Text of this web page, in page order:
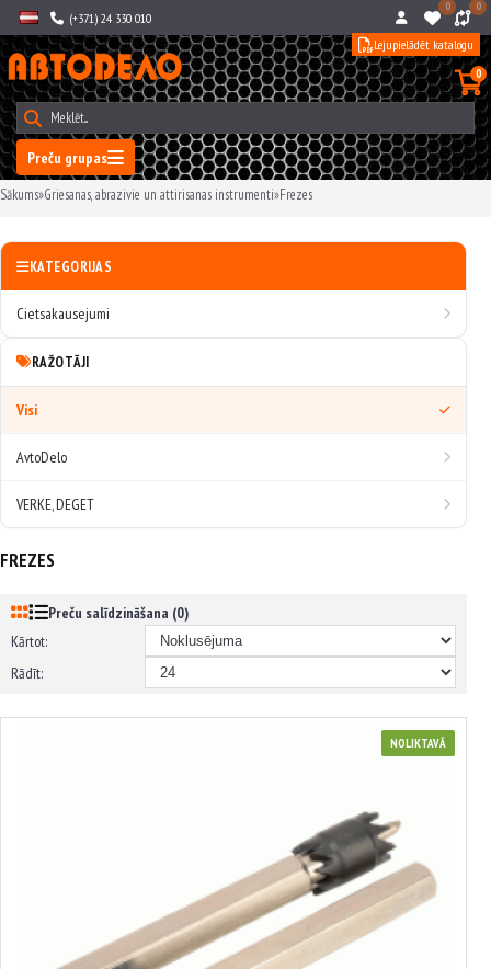
(+371) 24 330 010
0 0
Preču grupas
0
Lejupielādēt katalogu
Sākums»Griesanas, abrazivie un attirisanas instrumenti»Frezes
KATEGORIJAS
Cietsakausejumi
RAŽOTĀJI
Visi
AvtoDelo
VERKE, DEGET
FREZES
Preču salīdzināšana (0)
Kārtot:
Rādīt:
NOLIKTAVĀ